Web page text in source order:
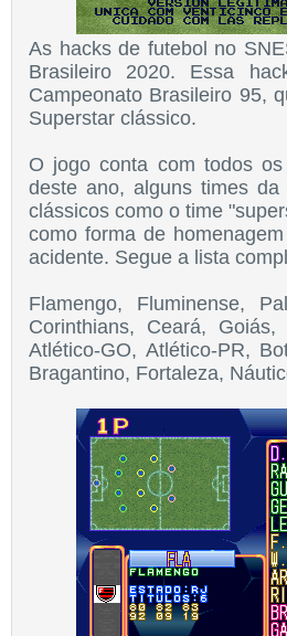
As hacks de futebol no
Brasileiro 2020. Essa
Campeonato Brasileiro 95,
Superstar clássico.
O jogo conta com todos
deste ano, alguns times
clássicos como o time
como forma de
acidente. Segue a lista
Flamengo, Fluminense,
Corinthians, Ceará,
Atlético-GO, Atlético-PR,
Bragantino, Fortaleza,